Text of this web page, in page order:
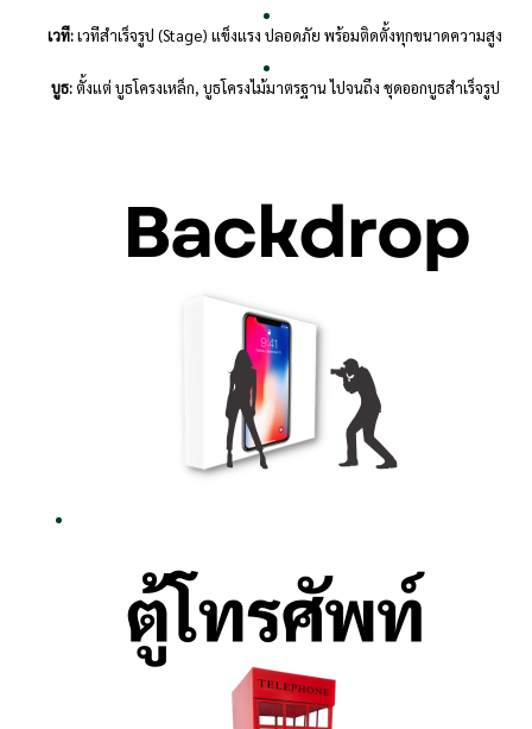
เวที:เวทีสำเร็จรูป (Stage) แข็งแรง ปลอดภัย พร้อมติดตั้งทุกขนาดความสูง
บูธ:ตั้งแต่ บูธโครงเหล็ก, บูธโครงไม้มาตรฐาน ไปจนถึง ชุดออกบูธสำเร็จรูป